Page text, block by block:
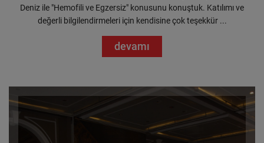
Deniz ile "Hemofili ve Egzersiz" konusunu konuştuk. Katılımı ve
değerli bilgilendirmeleri için kendisine çok teşekkür ...
devamı